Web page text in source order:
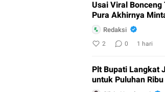
Usai Viral
Pura Akhirnya
Redaksi
2 0 1 hari
Plt Bupati Langkat
untuk Puluhan